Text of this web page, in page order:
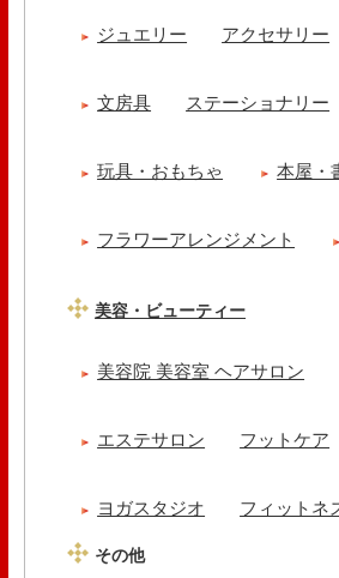
ジュエリー アクセサリー
文房具 ステーショナリー
玩具・おもちゃ 本屋・
フラワーアレンジメント
美容・ビューティー
美容院 美容室 ヘアサロン
エステサロン フットケア
ヨガスタジオ フィットネ
その他